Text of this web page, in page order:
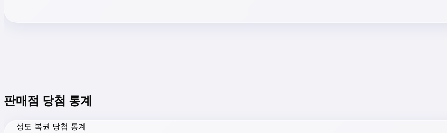
판매점 당첨 통계
성도 복권 당첨 통계